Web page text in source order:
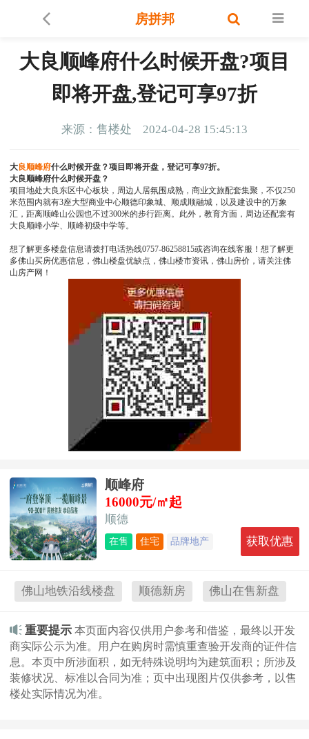
房拼邦
大良顺峰府什么时候开盘?项目
即将开盘,登记可享97折
来源：售楼处 2024-04-28 15:45:13
大 良顺峰府什么时候开盘？项目即将开盘，登记可享97折。
大良顺峰府什么时候开盘？
项目地处大良东区中心板块，周边人居氛围成熟，商业文旅配套集聚，不仅250
米范围内就有3座大型商业中心顺德印象城、顺成顺融城，以及建设中的万象
汇，距离顺峰山公园也不过300米的步行距离。此外，教育方面，周边还配套有
大良顺峰小学、顺峰初级中学等。
想了解更多楼盘信息请拨打电话热线0757-86258815或咨询在线客服！想了解更
多佛山买房优惠信息，佛山楼盘优缺点，佛山楼市资讯，佛山房价，请关注佛
山房产网！
顺峰府
16000元/㎡起
顺德
在售 住宅 品牌地产
地铁沿线
获取优惠
佛山地铁沿线楼盘 顺德新房 佛山在售新盘
重要提示 本页面内容仅供用户参考和借鉴，最终以开发
商实际公示为准。用户在购房时需慎重查验开发商的证件信
息。本页中所涉面积，如无特殊说明均为建筑面积；所涉及
装修状况、标准以合同为准；页中出现图片仅供参考，以售
楼处实际情况为准。